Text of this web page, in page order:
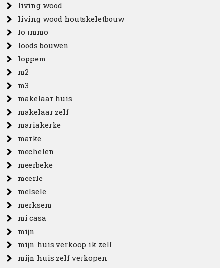
living wood
living wood houtskeletbouw
lo immo
loods bouwen
loppem
m2
m3
makelaar huis
makelaar zelf
mariakerke
marke
mechelen
meerbeke
meerle
melsele
merksem
mi casa
mijn
mijn huis verkoop ik zelf
mijn huis zelf verkopen